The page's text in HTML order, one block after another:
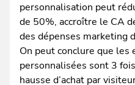
personnalisation peut
de 50%, accroître le CA
des dépenses marketing
On peut conclure que les
personnalisées sont 3
hausse d’achat par